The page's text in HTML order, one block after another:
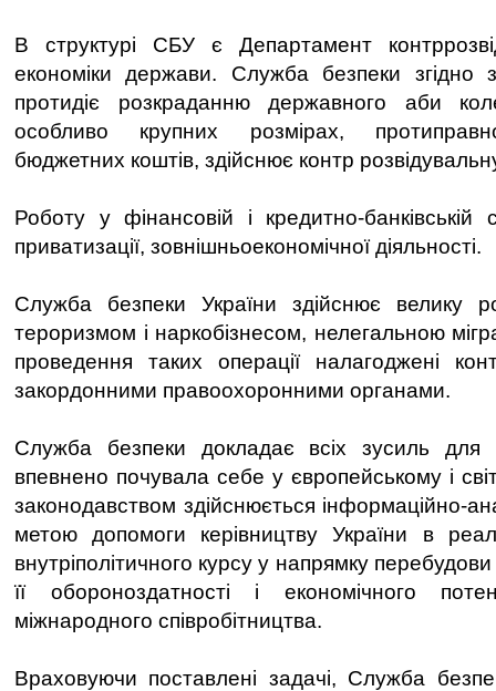
В структурі СБУ є Департамент
економіки держави. Служба безпеки згідно
протидіє розкраданню державного аби
особливо крупних розмірах,
бюджетних коштів, здійснює контр
Роботу у фінансовій і кредитно-
приватизації, зовнішньоекономічної діяльності.
Служба безпеки України здійснює велику
тероризмом і наркобізнесом, нелегальною
проведення таких операції налагоджені
закордонними правоохоронними органами.
Служба безпеки докладає всіх зусиль
впевнено почувала себе у європейському і
законодавством здійснюється інформаційно-
метою допомоги керівництву України в
внутріполітичного курсу у напрямку
її обороноздатності і економічного
міжнародного співробітництва.
Враховуючи поставлені задачі, Служба